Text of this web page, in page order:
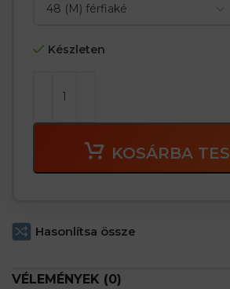
Készleten
KOSÁRBA
Hasonlítsa össze
VÉLEMÉNYEK (0)